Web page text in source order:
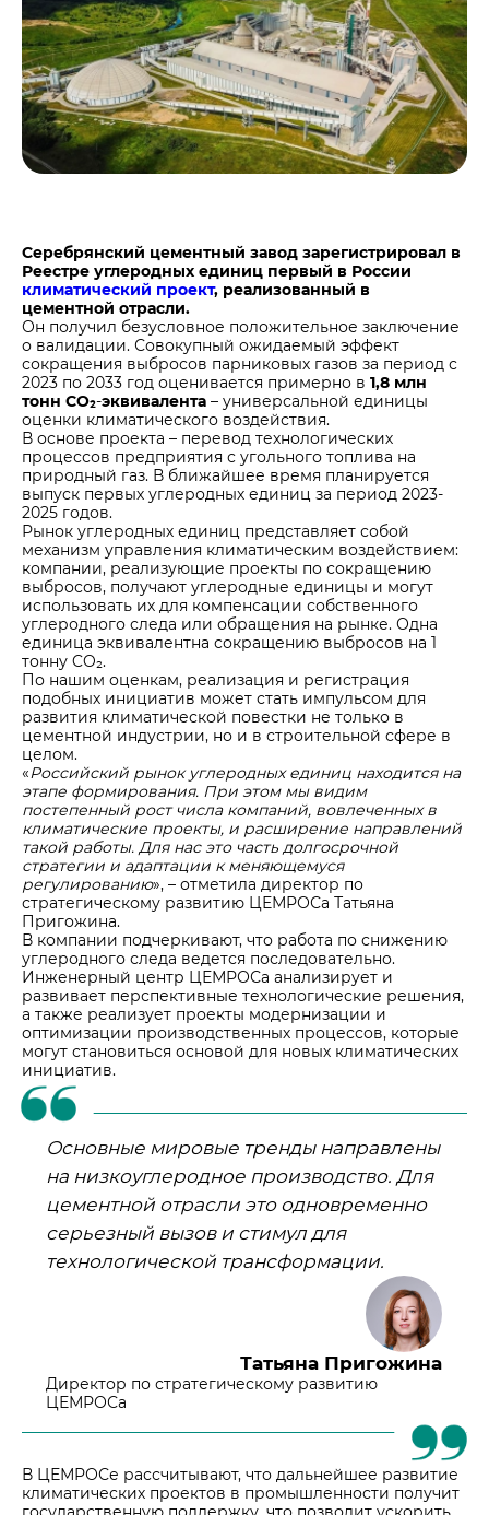
Серебрянский цементный завод зарегистрировал в
Реестре углеродных единиц первый в России
климатический проект, реализованный в
цементной отрасли.
Он получил безусловное положительное заключение
о валидации. Совокупный ожидаемый эффект
сокращения выбросов парниковых газов за период с
2023 по 2033 год оценивается примерно в 1,8 млн
тонн CO₂-эквивалента – универсальной единицы
оценки климатического воздействия.
В основе проекта – перевод технологических
процессов предприятия с угольного топлива на
природный газ. В ближайшее время планируется
выпуск первых углеродных единиц за период 2023-
2025 годов.
Рынок углеродных единиц представляет собой
механизм управления климатическим воздействием:
компании, реализующие проекты по сокращению
выбросов, получают углеродные единицы и могут
использовать их для компенсации собственного
углеродного следа или обращения на рынке. Одна
единица эквивалентна сокращению выбросов на 1
тонну CO₂.
По нашим оценкам, реализация и регистрация
подобных инициатив может стать импульсом для
развития климатической повестки не только в
цементной индустрии, но и в строительной сфере в
целом.
«Российский рынок углеродных единиц находится на
этапе формирования. При этом мы видим
постепенный рост числа компаний, вовлеченных в
климатические проекты, и расширение направлений
такой работы. Для нас это часть долгосрочной
стратегии и адаптации к меняющемуся
регулированию», – отметила директор по
стратегическому развитию ЦЕМРОСа Татьяна
Пригожина.
В компании подчеркивают, что работа по снижению
углеродного следа ведется последовательно.
Инженерный центр ЦЕМРОСа анализирует и
развивает перспективные технологические решения,
а также реализует проекты модернизации и
оптимизации производственных процессов, которые
могут становиться основой для новых климатических
инициатив.
Основные мировые тренды направлены
на низкоуглеродное производство. Для
цементной отрасли это одновременно
серьезный вызов и стимул для
технологической трансформации.
Татьяна Пригожина
Директор по стратегическому развитию
ЦЕМРОСа
В ЦЕМРОСе рассчитывают, что дальнейшее развитие
климатических проектов в промышленности получит
Центры дистрибуции
Реализация ТМЦ и непрофильных активов
Политика в области закупок
В помощь поставщику
Не только цемент
Люди ЦЕМРОСа
Технологии и тренды
Издание для клиентов
Аналитика цементной отрасли
Контакты
Контакты
Контакты для СМИ
Служба доверия